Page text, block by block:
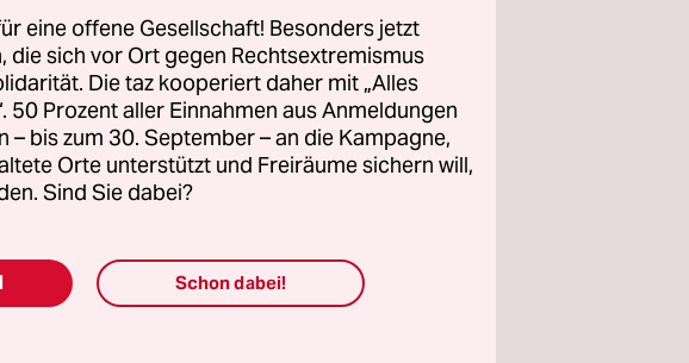
Valley verkaufte die
Bluttest, der
– HBO zeigt
eine offene Gesellschaft! Besonders jetzt
die sich vor Ort gegen Rechtsextremismus
Die taz kooperiert daher mit „Alles
50 Prozent aller Einnahmen aus Anmeldungen
– bis zum 30. September – an die Kampagne,
Orte unterstützt und Freiräume sichern will,
Sind Sie dabei?
Schon dabei!